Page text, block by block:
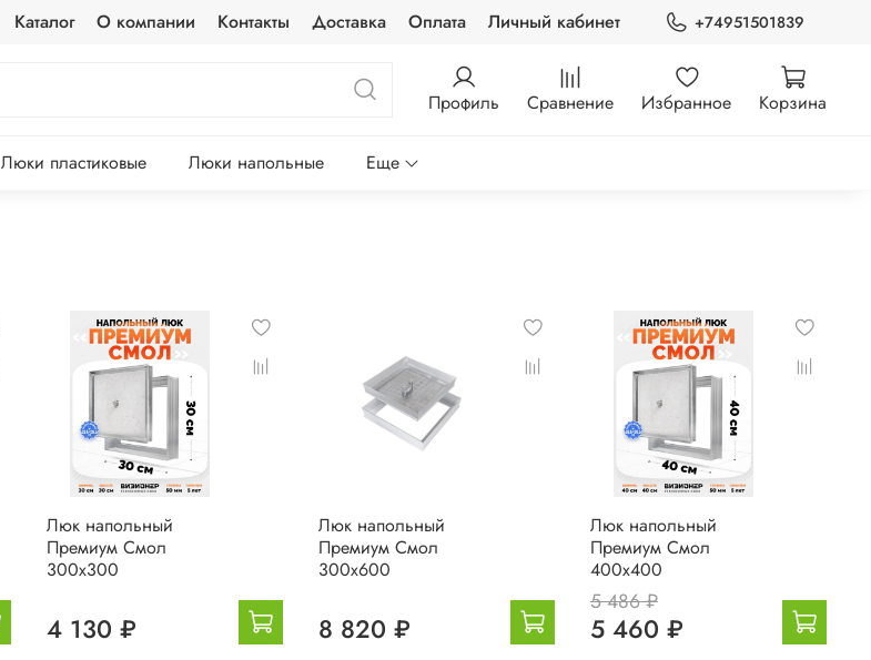
Каталог О компании Контакты Доставка Оплата Личный кабинет +74951501839
Профиль Сравнение Избранное Корзина
Люки пластиковые Люки напольные Еще
Люк напольный
Премиум Смол
300х300
4 130 ₽
Люк напольный
Премиум Смол
300х600
8 820 ₽
Люк напольный
Премиум Смол
400х400
5 486 ₽
5 460 ₽